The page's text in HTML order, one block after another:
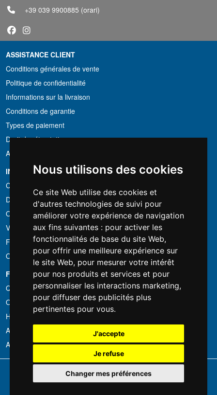
Nous utilisons des cookies
Ce site Web utilise des cookies et
d'autres technologies de suivi pour
améliorer votre expérience de navigation
aux fins suivantes : pour activer les
fonctionnalités de base du site Web,
pour offrir une meilleure expérience sur
le site Web, pour mesurer votre intérêt
pour nos produits et services et pour
personnaliser les interactions marketing,
pour diffuser des publicités plus
pertinentes pour vous.
J'accepte
Je refuse
Changer mes préférences
+39 039 9900885 (orari)
ASSISTANCE CLIENT
Conditions générales de vente
Politique de confidentialité
Informations sur la livraison
Conditions de garantie
Types de paiement
Droit de rétractation
Application de la TVA
INFORMATION
Conditions de location
Devis
Offre groupée
Vous avez trouvé moins cher?
Financement
Occasion
FOTOCOLOMBO.IT
Qui sommes-nous
Où nous trouver
Horaires d'ouverture
Avis sur Trovaprezzi
Avis sur Google
Copyright © Fotocolombo Srl - Viale Verdi 95 - 23807 Merate (LC) - P. Iva
03298370135 - SDI: M5UXCR1